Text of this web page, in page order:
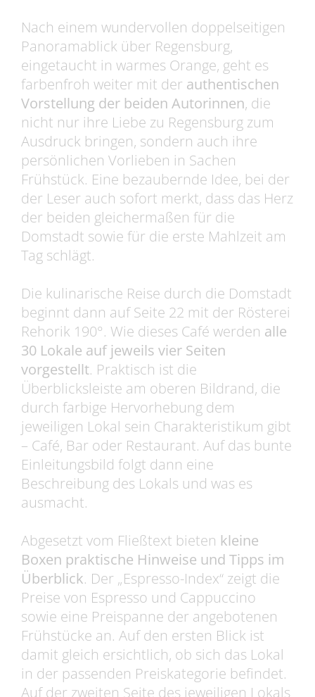
Nach einem wundervollen doppelseitigen
Panoramablick über Regensburg,
eingetaucht in warmes Orange, geht es
farbenfroh weiter mit der authentischen
Vorstellung der beiden Autorinnen, die
nicht nur ihre Liebe zu Regensburg zum
Ausdruck bringen, sondern auch ihre
persönlichen Vorlieben in Sachen
Frühstück. Eine bezaubernde Idee, bei der
der Leser auch sofort merkt, dass das Herz
der beiden gleichermaßen für die
Domstadt sowie für die erste Mahlzeit am
Tag schlägt.
Die kulinarische Reise durch die Domstadt
beginnt dann auf Seite 22 mit der Rösterei
Rehorik 190°. Wie dieses Café werden alle
30 Lokale auf jeweils vier Seiten
vorgestellt. Praktisch ist die
Überblicksleiste am oberen Bildrand, die
durch farbige Hervorhebung dem
jeweiligen Lokal sein Charakteristikum gibt
– Café, Bar oder Restaurant. Auf das bunte
Einleitungsbild folgt dann eine
Beschreibung des Lokals und was es
ausmacht.
Abgesetzt vom Fließtext bieten kleine
Boxen praktische Hinweise und Tipps im
Überblick. Der „Espresso-Index“ zeigt die
Preise von Espresso und Cappuccino
sowie eine Preispanne der angebotenen
Frühstücke an. Auf den ersten Blick ist
damit gleich ersichtlich, ob sich das Lokal
in der passenden Preiskategorie befindet.
Auf der zweiten Seite des jeweiligen Lokals